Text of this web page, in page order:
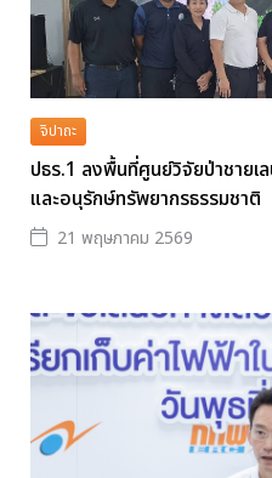
จิปาถะ
ปธร.1 ลงพื้นที่ศูนย์วิจัยป่าชายเ
และอนุรักษ์ทรัพยากรธรรมชาติ
21 พฤษภาคม 2569